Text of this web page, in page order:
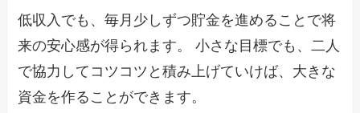
低収入でも、毎月少しずつ貯金を進めることで将
来の安心感が得られます。 小さな目標でも、二人
で協力してコツコツと積み上げていけば、大きな
資金を作ることができます。